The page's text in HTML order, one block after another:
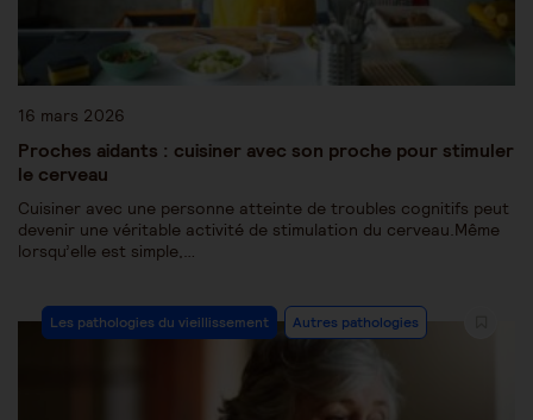
16 mars 2026
Proches aidants : cuisiner avec son proche pour stimuler
le cerveau
Cuisiner avec une personne atteinte de troubles cognitifs peut
devenir une véritable activité de stimulation du cerveau.Même
lorsqu’elle est simple,…
Les pathologies du vieillissement Autres pathologies